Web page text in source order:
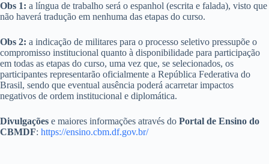
Obs 1: a língua de trabalho será o espanhol (escrita e falada), visto que
não haverá tradução em nenhuma das etapas do curso.
Obs 2: a indicação de militares para o processo seletivo pressupõe o
compromisso institucional quanto à disponibilidade para participação
em todas as etapas do curso, uma vez que, se selecionados, os
participantes representarão oficialmente a República Federativa do
Brasil, sendo que eventual ausência poderá acarretar impactos
negativos de ordem institucional e diplomática.
Divulgações e maiores informações através do Portal de Ensino do
CBMDF: https://ensino.cbm.df.gov.br/